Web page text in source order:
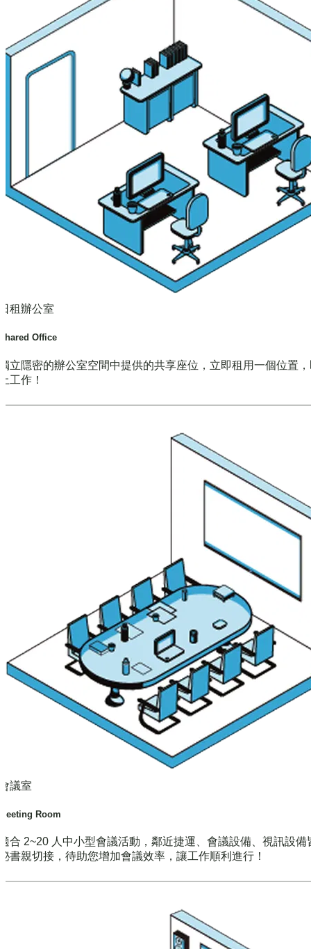
租辦公室
Office
立隱密的辦公室空間中提供的共享座位，立即租用一個位置
工作！
議室
Room
合 2~20 人中小型會議活動，鄰近捷運、會議設備、視訊設備
書親切接，待助您增加會議效率，讓工作順利進行！